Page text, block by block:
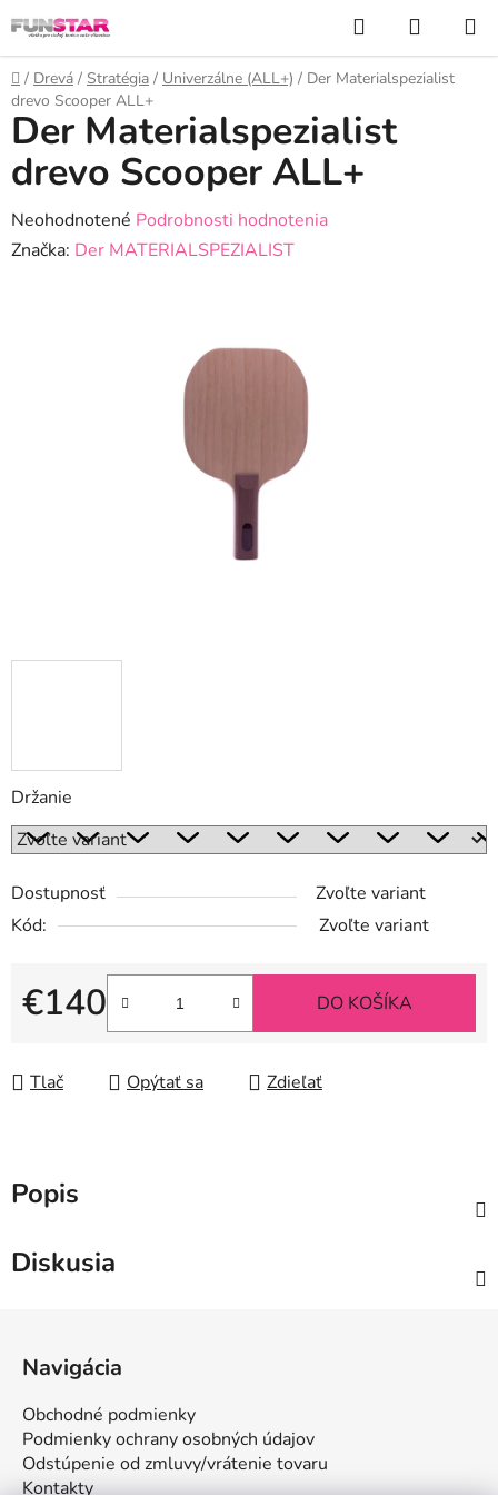
na
obsah
Hľadať
KOŠÍK
Domov
/ Drevá / Stratégia / Univerzálne (ALL+) / Der Materialspezialist
drevo Scooper ALL+
Držanie
Dostupnosť
Zvoľte variant
Kód:
Zvoľte variant
€140
Jednotková cena:
DO KOŠÍKA
Tlač Opýtať sa Zdieľať
Der Materialspezialist
drevo Scooper ALL+
Priemerné
hodnotenie
Neohodnotené Podrobnosti hodnotenia
Značka: Der MATERIALSPEZIALIST
Popis
Diskusia
Navigácia
Obchodné podmienky
Podmienky ochrany osobných údajov
Odstúpenie od zmluvy/vrátenie tovaru
Kontakty